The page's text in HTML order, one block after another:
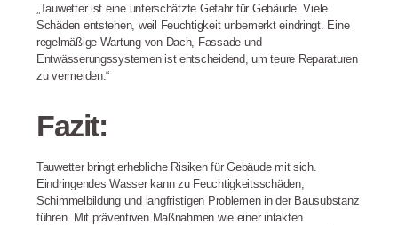
„Tauwetter ist eine unterschätzte Gefahr für Gebäude. Viele
Schäden entstehen, weil Feuchtigkeit unbemerkt eindringt. Eine
regelmäßige Wartung von Dach, Fassade und
Entwässerungssystemen ist entscheidend, um teure Reparaturen
zu vermeiden.“
Fazit:
Tauwetter bringt erhebliche Risiken für Gebäude mit sich.
Eindringendes Wasser kann zu Feuchtigkeitsschäden,
Schimmelbildung und langfristigen Problemen in der Bausubstanz
führen. Mit präventiven Maßnahmen wie einer intakten